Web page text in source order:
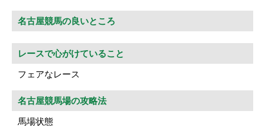
名古屋競馬の良いところ
レースで心がけていること
フェアなレース
名古屋競馬場の攻略法
馬場状態